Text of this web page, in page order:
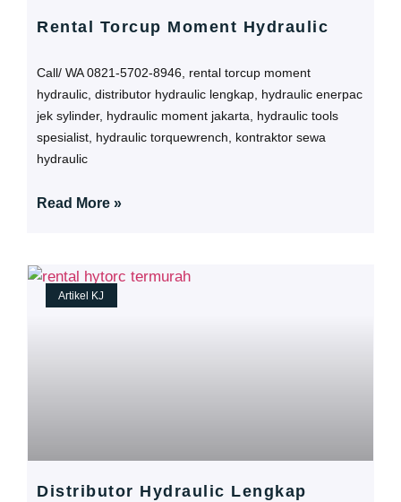
Rental Torcup Moment Hydraulic
Call/ WA 0821-5702-8946, rental torcup moment
hydraulic, distributor hydraulic lengkap, hydraulic enerpac
jek sylinder, hydraulic moment jakarta, hydraulic tools
spesialist, hydraulic torquewrench, kontraktor sewa
hydraulic
Read More »
Artikel KJ
Distributor Hydraulic Lengkap